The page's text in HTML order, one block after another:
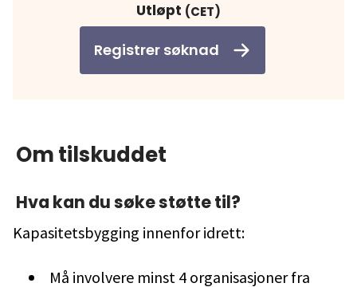
Utløpt (CET)
Registrer søknad
Om tilskuddet
Hva kan du søke støtte til?
Kapasitetsbygging innenfor idrett:
Må involvere minst 4 organisasjoner fra